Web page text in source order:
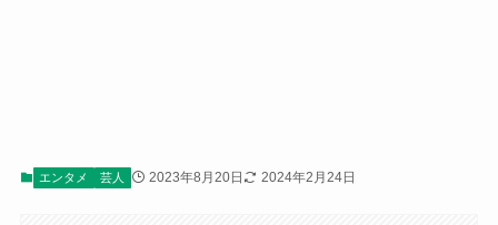
エンタメ 芸人 2023年8月20日 2024年2月24日